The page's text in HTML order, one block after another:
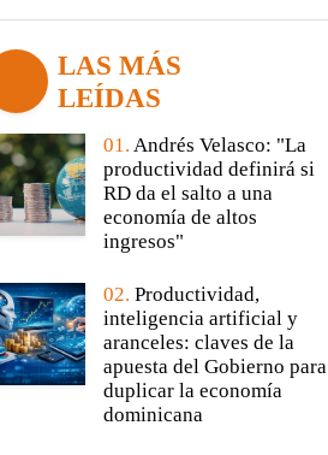
LAS MÁS
LEÍDAS
01. Andrés Velasco: "La
productividad definirá si
RD da el salto a una
economía de altos
ingresos"
02. Productividad,
inteligencia artificial y
aranceles: claves de la
apuesta del Gobierno para
duplicar la economía
dominicana